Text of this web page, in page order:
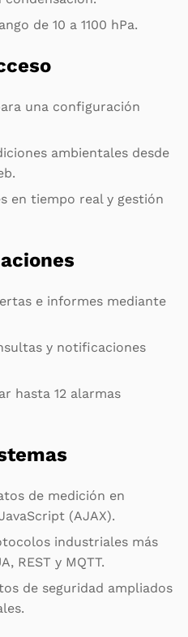
de 10 a 1100 hPa.
una configuración
ambientales desde
en tiempo real y gestión
e informes mediante
y notificaciones
hasta 12 alarmas
de medición en
(AJAX).
industriales más
REST y MQTT.
de seguridad ampliados